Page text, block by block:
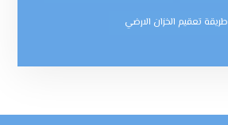
طريقة تعقيم الخزان الارضي